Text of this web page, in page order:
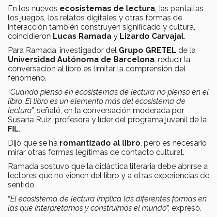
En los nuevos ecosistemas de lectura, las pantallas,
los juegos, los relatos digitales y otras formas de
interacción también construyen significado y cultura,
coincidieron Lucas Ramada y Lizardo Carvajal.
Para Ramada, investigador del Grupo GRETEL de la
Universidad Autónoma de Barcelona, reducir la
conversación al libro es limitar la comprensión del
fenómeno.
“Cuando pienso en ecosistemas de lectura no pienso en el
libro. El libro es un elemento más del ecosistema de
lectura”, señaló, en la conversación moderada por
Susana Ruiz, profesora y líder del programa juvenil de la
FIL.
Dijo que se ha romantizado al libro, pero es necesario
mirar otras formas legítimas de contacto cultural.
Ramada sostuvo que la didáctica literaria debe abrirse a
lectores que no vienen del libro y a otras experiencias de
sentido.
“El ecosistema de lectura implica las diferentes formas en
las que interpretamos y construimos el mundo”, expresó.